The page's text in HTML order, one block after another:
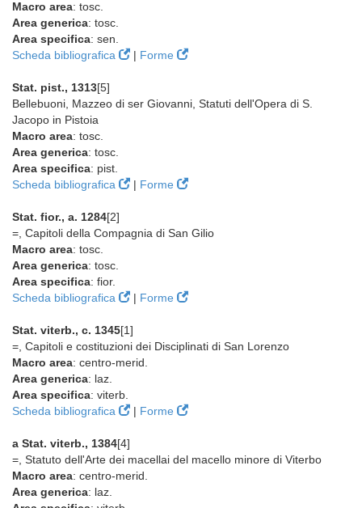
Macro area: tosc.
Area generica: tosc.
Area specifica: sen.
Scheda bibliografica
| Forme
Stat. pist., 1313[5]
Bellebuoni, Mazzeo di ser Giovanni, Statuti dell'Opera di S.
Jacopo in Pistoia
Macro area: tosc.
Area generica: tosc.
Area specifica: pist.
Scheda bibliografica
| Forme
Stat. fior., a. 1284[2]
=, Capitoli della Compagnia di San Gilio
Macro area: tosc.
Area generica: tosc.
Area specifica: fior.
Scheda bibliografica
| Forme
Stat. viterb., c. 1345[1]
=, Capitoli e costituzioni dei Disciplinati di San Lorenzo
Macro area: centro-merid.
Area generica: laz.
Area specifica: viterb.
Scheda bibliografica
| Forme
a Stat. viterb., 1384[4]
=, Statuto dell'Arte dei macellai del macello minore di Viterbo
Macro area: centro-merid.
Area generica: laz.